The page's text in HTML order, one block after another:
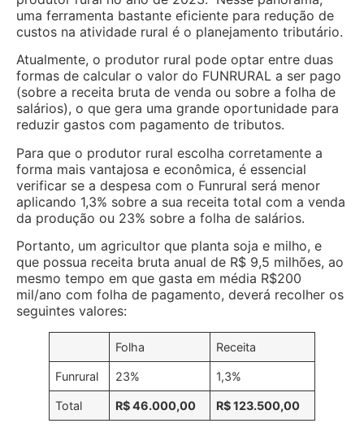
uma ferramenta bastante eficiente para redução de
custos na atividade rural é o planejamento tributário.
Atualmente, o produtor rural pode optar entre duas
formas de calcular o valor do FUNRURAL a ser pago
(sobre a receita bruta de venda ou sobre a folha de
salários), o que gera uma grande oportunidade para
reduzir gastos com pagamento de tributos.
Para que o produtor rural escolha corretamente a
forma mais vantajosa e econômica, é essencial
verificar se a despesa com o Funrural será menor
aplicando 1,3% sobre a sua receita total com a venda
da produção ou 23% sobre a folha de salários.
Portanto, um agricultor que planta soja e milho, e
que possua receita bruta anual de R$ 9,5 milhões, ao
mesmo tempo em que gasta em média R$200
mil/ano com folha de pagamento, deverá recolher os
seguintes valores:
Folha Receita
Funrural 23% 1,3%
Total R$ 46.000,00 R$ 123.500,00